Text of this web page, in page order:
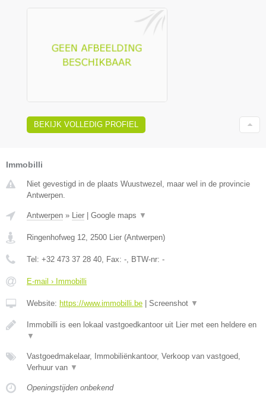
BEKIJK VOLLEDIG PROFIEL
Immobilli
Niet gevestigd in de plaats Wuustwezel, maar wel in de provincie
Antwerpen.
Antwerpen » Lier | Google maps ▼
Ringenhofweg 12 2500 Lier (Antwerpen)
Tel: +32 473 37 28 40 , Fax: - , BTW-nr: -
E-mail › Immobilli
Website: https://www.immobilli.be | Screenshot ▼
Immobilli is een lokaal vastgoedkantoor uit Lier met een heldere en
▼
Vastgoedmakelaar, Immobiliënkantoor, Verkoop van vastgoed,
Verhuur van ▼
Openingstijden onbekend